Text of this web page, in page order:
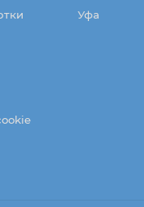
Уфа